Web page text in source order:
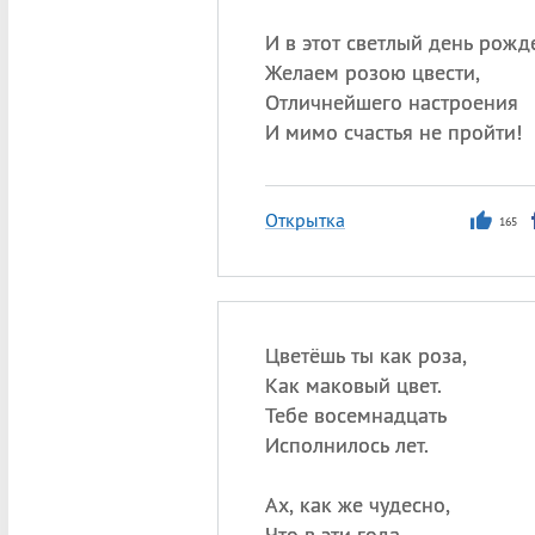
И в этот светлый день
Желаем розою цвести,
Отличнейшего настроения
И мимо счастья не пройти!
Открытка 165
Цветёшь ты как роза,
Как маковый цвет.
Тебе восемнадцать
Исполнилось лет.
Ах, как же чудесно,